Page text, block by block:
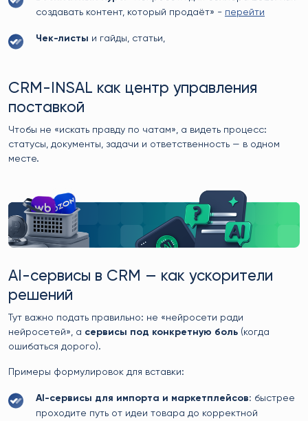
создавать контент, который продаёт» - перейти
Чек-листы и гайды, статьи,
CRM-INSAL как центр управления
поставкой
Чтобы не «искать правду по чатам», а видеть процесс:
статусы, документы, задачи и ответственность — в одном
месте.
AI-сервисы в CRM — как ускорители
решений
Тут важно подать правильно: не «нейросети ради
нейросетей», а сервисы под конкретную боль (когда
ошибаться дорого).
Примеры формулировок для вставки:
AI-сервисы для импорта и маркетплейсов: быстрее
проходите путь от идеи товара до корректной